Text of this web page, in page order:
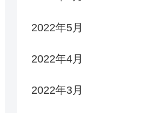
2022年5月
2022年4月
2022年3月